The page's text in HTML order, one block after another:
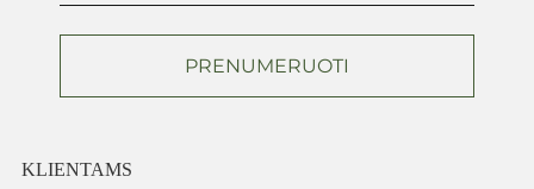
PRENUMERUOTI
KLIENTAMS